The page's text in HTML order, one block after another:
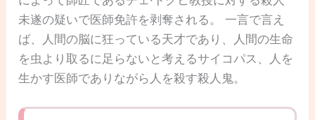
未遂の疑いで医師免許を剥奪される。 一言で言え
ば、人間の脳に狂っている天才であり、人間の生命
を虫より取るに足らないと考えるサイコパス、人を
生かす医師でありながら人を殺す殺人鬼。